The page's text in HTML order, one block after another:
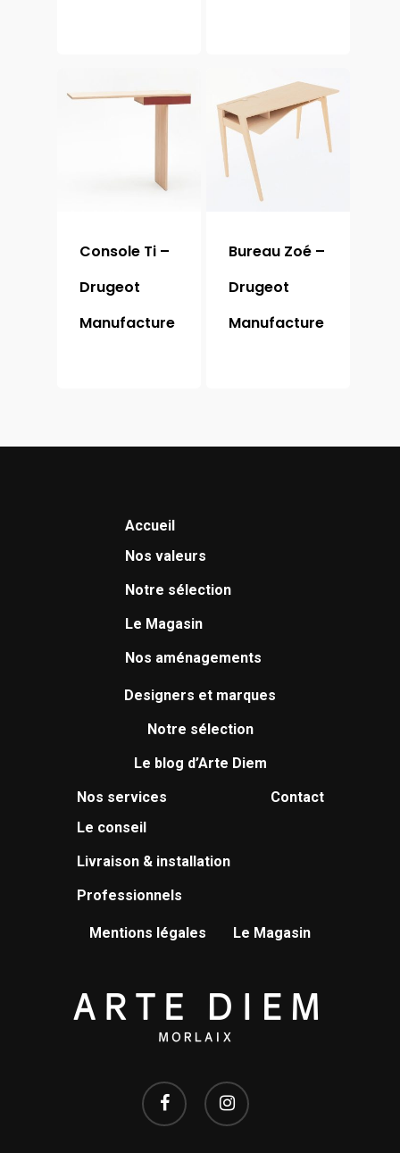
Console Ti –
Drugeot
Manufacture
Bureau Zoé –
Drugeot
Manufacture
Accueil
Nos valeurs
Notre sélection
Le Magasin
Nos aménagements
Designers et marques
Notre sélection
Le blog d’Arte Diem
Nos services
Le conseil
Livraison & installation
Professionnels
Contact
Mentions légales Le Magasin